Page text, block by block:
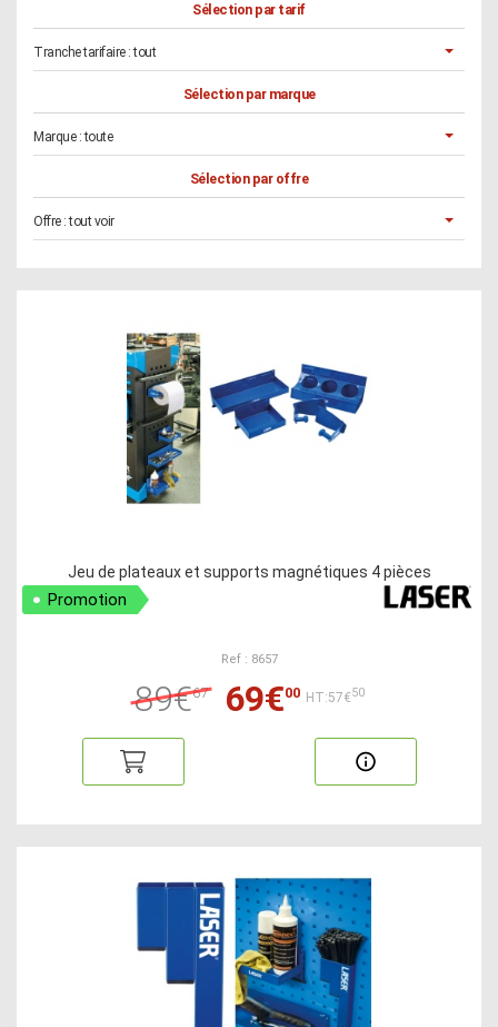
Sélection par tarif
Tranche tarifaire :tout
Sélection par marque
Marque :toute
Sélection par offre
Offre :tout voir
Jeu de plateaux et supports magnétiques 4 pièces
Promotion
Ref : 8657
89€67 69€00 HT:57€50